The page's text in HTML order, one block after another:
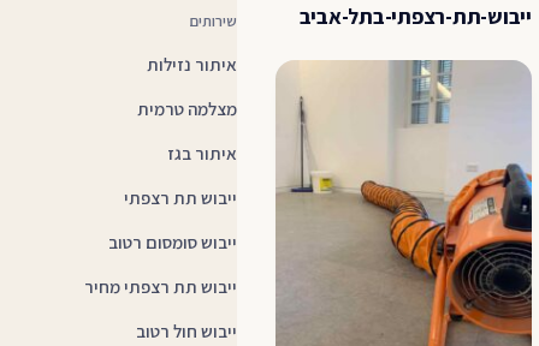
ייבוש-תת-רצפתי-בתל-אביב שירותים
איתור נזילות
מצלמה טרמית
איתור בגז
ייבוש תת רצפתי
ייבוש סומסום רטוב
ייבוש תת רצפתי מחיר
ייבוש חול רטוב